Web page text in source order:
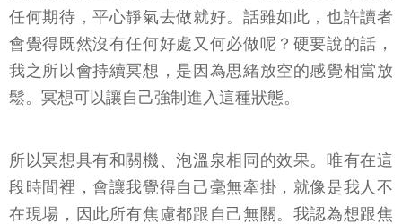
任何期待，平心靜氣去做就好。話雖如此，也許讀者
會覺得既然沒有任何好處又何必做呢？硬要說的話，
我之所以會持續冥想，是因為思緒放空的感覺相當放
鬆。冥想可以讓自己強制進入這種狀態。
所以冥想具有和關機、泡溫泉相同的效果。唯有在這
段時間裡，會讓我覺得自己毫無牽掛，就像是我人不
在現場，因此所有焦慮都跟自己無關。我認為想跟焦